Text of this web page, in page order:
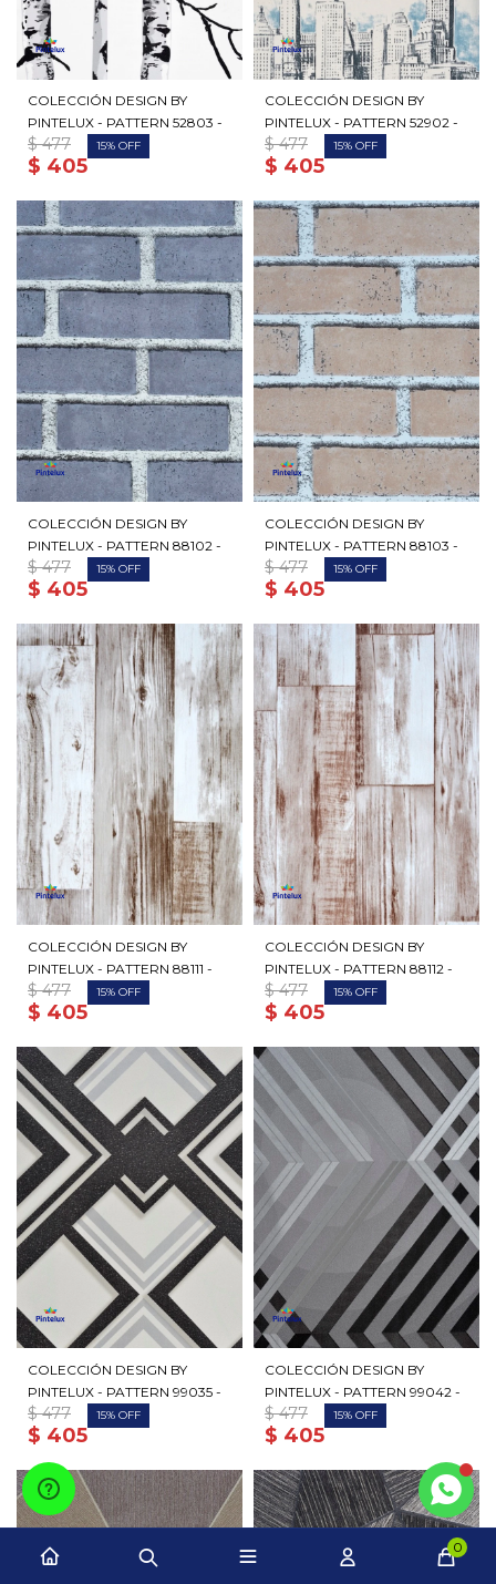
0
COLECCIÓN DESIGN BY
PINTELUX - PATTERN 52803 -
$ 405
$ 477 15
COLECCIÓN DESIGN BY
PINTELUX - PATTERN 52902 -
$ 405
$ 477 15
COLECCIÓN DESIGN BY
PINTELUX - PATTERN 88102 -
$ 405
$ 477 15
COLECCIÓN DESIGN BY
PINTELUX - PATTERN 88103 -
$ 405
$ 477 15
COLECCIÓN DESIGN BY
PINTELUX - PATTERN 88111 -
$ 405
$ 477 15
COLECCIÓN DESIGN BY
PINTELUX - PATTERN 88112 -
$ 405
$ 477 15
COLECCIÓN DESIGN BY
PINTELUX - PATTERN 99035 -
$ 405
$ 477 15
COLECCIÓN DESIGN BY
PINTELUX - PATTERN 99042 -
$ 405
$ 477 15